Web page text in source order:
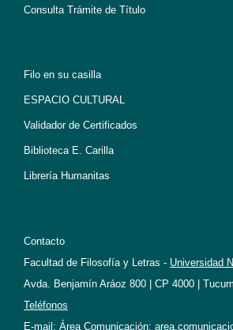
Consulta Trámite de Título
Filo en su casilla
ESPACIO CULTURAL
Validador de Certificados
Biblioteca E. Carilla
Librería Humanitas
Contacto
Facultad de Filosofía y Letras - Universidad
Avda. Benjamín Aráoz 800 | CP 4000 |
Teléfonos
E-mail: Área Comunicación: